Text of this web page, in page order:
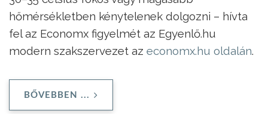
hőmérsékletben kénytelenek dolgozni – hívta
fel az Economx figyelmét az Egyenlő.hu
modern szakszervezet az economx.hu oldalán.
BŐVEBBEN ...